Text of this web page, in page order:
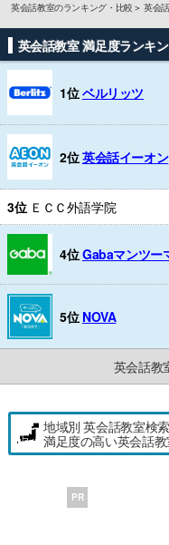
英会話教室のランキング・比較 英会
英会話教室 満足度ランキ
1位ベルリッツ
2位英会話イーオン
3位 ＥＣＣ外語学院
4位Gabaマンツー
5位 NOVA
英会話教
地域別 英会話教室検索
満足度の高い英会話教
PR